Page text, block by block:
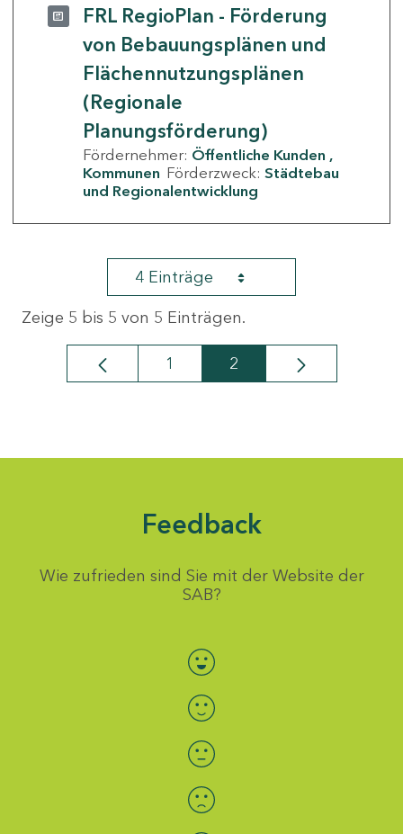
FRL RegioPlan - Förderung
von Bebauungsplänen und
Flächennutzungsplänen
(Regionale
Planungsförderung)
Fördernehmer: Öffentliche Kunden
Kommunen Förderzweck: Städtebau
und Regionalentwicklung
4 Einträge
Zeige 5 bis 5 von 5 Einträgen.
Seite
1 Seite
2
Feedback
Wie zufrieden sind Sie mit der Website der
SAB?
Bewertung auswählen